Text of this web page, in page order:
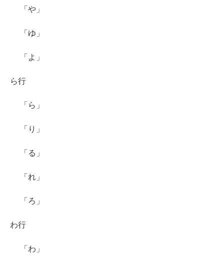
「や」
「ゆ」
「よ」
ら行
「ら」
「り」
「る」
「れ」
「ろ」
わ行
「わ」